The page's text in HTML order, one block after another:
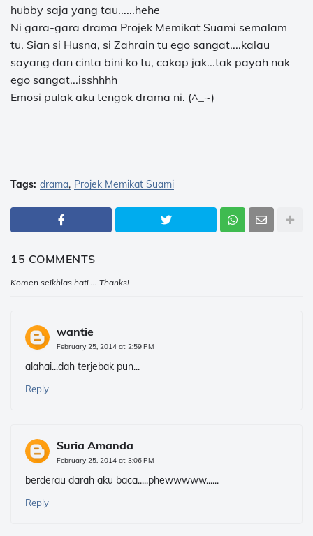
hubby saja yang tau......hehe
Ni gara-gara drama Projek Memikat Suami semalam
tu. Sian si Husna, si Zahrain tu ego sangat....kalau
sayang dan cinta bini ko tu, cakap jak...tak payah nak
ego sangat...isshhhh
Emosi pulak aku tengok drama ni. (^_~)
Tags: drama Projek Memikat Suami
15 COMMENTS
Komen seikhlas hati ... Thanks!
wantie
February 25, 2014 at 2:59 PM
alahai...dah terjebak pun...
Reply
Suria Amanda
February 25, 2014 at 3:06 PM
berderau darah aku baca.....phewwwww......
Reply